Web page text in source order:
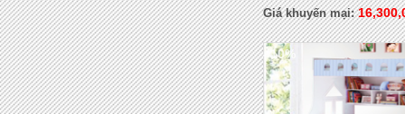
Giá khuyến mại:
- 10%